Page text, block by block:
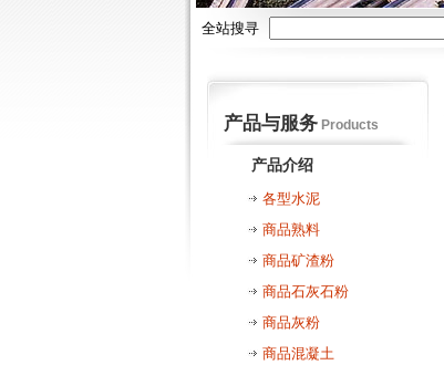
全站搜寻
产品与服务 Products
产品介绍
各型水泥
商品熟料
商品矿渣粉
商品石灰石粉
商品灰粉
商品混凝土